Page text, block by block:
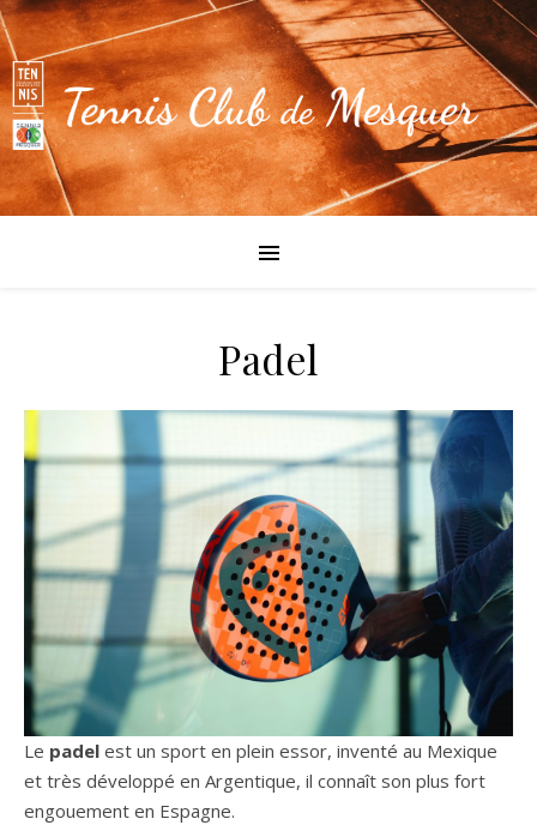
Padel
Le padel est un sport en plein essor, inventé au Mexique
et très développé en Argentique, il connaît son plus fort
engouement en Espagne.